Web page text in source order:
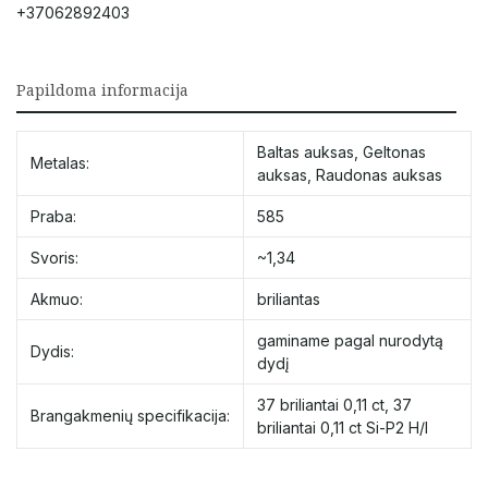
+37062892403
Papildoma informacija
Metalas:
Baltas auksas, Geltonas
auksas, Raudonas auksas
Praba: 585
Svoris: ~1,34
Akmuo: briliantas
Dydis:
gaminame pagal nurodytą
dydį
Brangakmenių specifikacija:
37 briliantai 0,11 ct, 37
briliantai 0,11 сt Si-P2 H/I